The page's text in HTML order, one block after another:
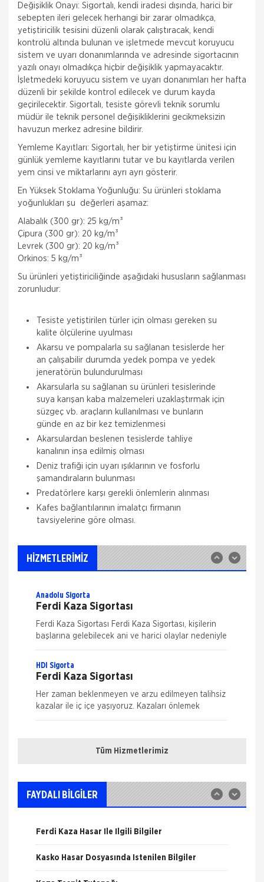
Değişiklik Onayı: Sigortalı, kendi iradesi dışında, harici bir
sebepten ileri gelecek herhangi bir zarar olmadıkça,
yetiştiricilik tesisini düzenli olarak çalıştıracak, kendi
kontrolü altında bulunan ve işletmede mevcut koruyucu
sistem ve uyarı donanımlarında ve adresinde sigortacının
yazılı onayı olmadıkça hiçbir değişiklik yapmayacaktır.
İşletmedeki koruyucu sistem ve uyarı donanımları her hafta
düzenli bir şekilde kontrol edilecek ve durum kayda
geçirilecektir. Sigortalı, tesiste görevli teknik sorumlu
müdür ile teknik personel değişikliklerini gecikmeksizin
havuzun merkez adresine bildirir.
Yemleme Kayıtları: Sigortalı, her bir yetiştirme ünitesi için
günlük yemleme kayıtlarını tutar ve bu kayıtlarda verilen
yem cinsi ve miktarlarını ayrı ayrı gösterir.
En Yüksek Stoklama Yoğunluğu: Su ürünleri stoklama
yoğunlukları şu değerleri aşamaz:
Alabalık (300 gr): 25 kg/m³
Çipura (300 gr): 20 kg/m³
Levrek (300 gr): 20 kg/m³
Orkinos: 5 kg/m³
Su ürünleri yetiştiriciliğinde aşağıdaki hususların sağlanması
zorunludur:
Tesiste yetiştirilen türler için olması gereken su
kalite ölçülerine uyulması
Akarsu ve pompalarla su sağlanan tesislerde her
an çalışabilir durumda yedek pompa ve yedek
jeneratörün bulundurulması
Akarsularla su sağlanan su ürünleri tesislerinde
suya karışan kaba malzemeleri uzaklaştırmak için
süzgeç vb. araçların kullanılması ve bunların
günde en az bir kez temizlenmesi
Akarsulardan beslenen tesislerde tahliye
kanalının inşa edilmiş olması
Deniz trafiği için uyarı ışıklarının ve fosforlu
şamandıraların bulunması
Predatörlere karşı gerekli önlemlerin alınması
Kafes bağlantılarının imalatçı firmanın
tavsiyelerine göre olması.
HİZMETLERİMİZ
Allianz Sigorta
Zorunlu Deprem Sigortası
Zorunlu bir sigorta olan DASK ile binalardaki,
deprem ve deprem nedeni ile oluşabilecek maddi
zararlar güvence altına alınır. Zorunlu Deprem
Sigortası ile; Depremin Deprem sonucu
Allianz Sigorta
Allianz ile işyerinizde güven içinde çalışın!
Anadolu Sigorta
Ferdi Kaza Sigortası
Ferdi Kaza Sigortası Ferdi Kaza Sigortası, kişilerin
başlarına gelebilecek ani ve harici olaylar nedeniyle
uğrayabilecekleri bedensel zararları teminat altına
HDI Sigorta
Ferdi Kaza Sigortası
Her zaman beklenmeyen ve arzu edilmeyen talihsiz
kazalar ile iç içe yaşıyoruz. Kazaları önlemek
mümkün ama ne kadar dikkat edersek edelim
Kasko Sigortası
güvence altına alın. Yeni bir dönem başlatan HDI
Sigorta hızl
Anadolu Sigorta
Kasko Sigortası, herhangi bir motorlu kara taşıtının
sigortalı kişinin iradesi dışında araç hareket
halindeyken ya da dururken hasara uğraması,
çalınması, yanması ve kaza
Tüm Hizmetlerimiz
FAYDALI BİLGİLER
ONLİNE Dask Prim Hesaplama
Trafik Hasarı için Gerekli Bilgiler
Yangın Hasarı ile ilgili Bilgiler
Ferdi Kaza Hasar İle İlgili Bilgiler
Kasko Hasar Dosyasında İstenilen Bilgiler